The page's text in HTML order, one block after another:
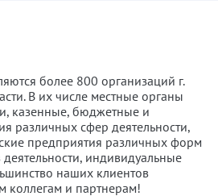
более 800 организаций г.
В их числе местные органы
казенные, бюджетные и
различных сфер деятельности,
предприятия различных форм
индивидуальные
наших клиентов
коллегам и партнерам!